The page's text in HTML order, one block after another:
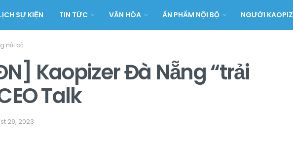
SỰ KIỆN TIN TỨC VĂN HÓA ẤN PHẨM NỘI BỘ NGƯỜI KAOPIZ
nội bộ
Kaopizer Đà Nẵng “trải
Talk
29, 2023